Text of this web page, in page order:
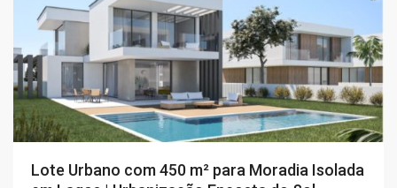
Lote Urbano com 450 m² para Moradia Isolada